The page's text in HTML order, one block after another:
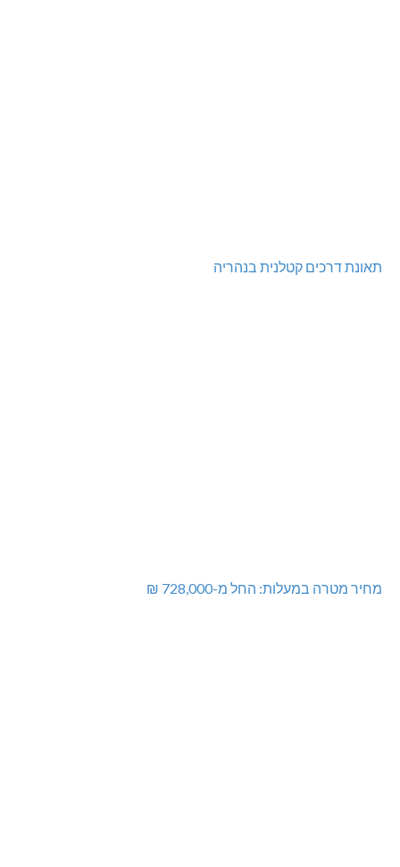
תאונת דרכים קטלנית בנהריה
מחיר מטרה במעלות: החל מ-728,000 ₪